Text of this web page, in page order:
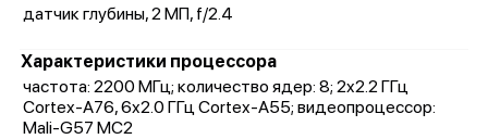
датчик глубины, 2 МП, f/2.4
Характеристики процессора
частота: 2200 МГц; количество ядер: 8; 2x2.2 ГГц
Cortex-A76, 6x2.0 ГГц Cortex-A55; видеопроцессор:
Mali-G57 MC2